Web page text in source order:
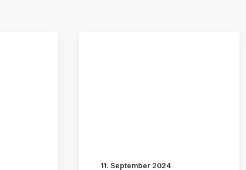
11. September 2024